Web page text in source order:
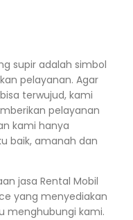
supir adalah simbol
pelayanan. Agar
terwujud, kami
pelayanan
kami hanya
baik, amanah dan
jasa Rental Mobil
yang menyediakan
menghubungi kami.